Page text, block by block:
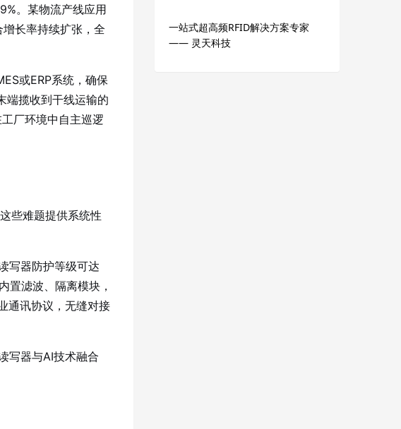
。某物流产线应用
增长率持续扩张 ，全
或ERP系统，确保
端揽收到干线运输的
工厂环境中自主巡逻
些难题提供系统性
写器防护等级可达
内置滤波、隔离模块，
通讯协议，无缝对接
写器与AI技术融合
一站式超高频RFID解决方案专家
—— 灵天科技